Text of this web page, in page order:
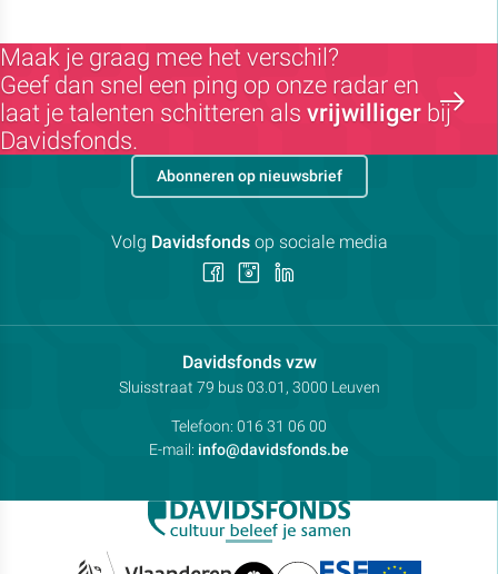
Maak je graag mee het verschil?
Geef dan snel een ping op onze radar en
laat je talenten schitteren als vrijwilliger bij
Davidsfonds.
Davidsfonds vzwContactpersoon:
Adres:
Sluisstraat 79 bus 03.01, 3000 Leuven
Telefoon: 016 31 06 00
E-mail: info@davidsfonds.be
Abonneren op nieuwsbrief
Volg Davidsfondsop sociale media
Volg
ons
Facebook
Volg
Instagram
LinkedIn